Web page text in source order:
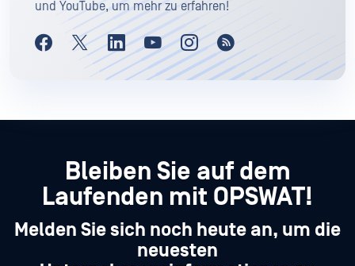
und YouTube, um mehr zu erfahren!
Bleiben Sie auf dem
Laufenden mit OPSWAT!
Melden Sie sich noch heute an, um die
neuesten